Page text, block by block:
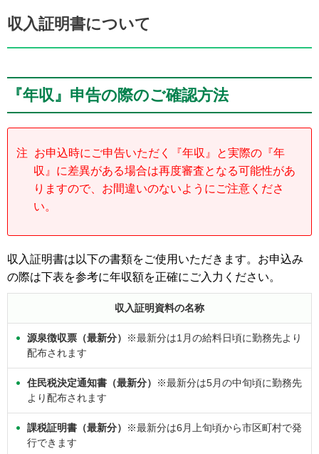
収入証明書について
『年収』申告の際のご確認方法
注
お申込時にご申告いただく『年収』と実際の『年
収』に差異がある場合は再度審査となる可能性があ
りますので、お間違いのないようにご注意くださ
い。
収入証明書は以下の書類をご使用いただきます。お申込み
の際は下表を参考に年収額を正確にご入力ください。
収入証明資料の名称
源泉徴収票（最新分）
※最新分は1月の給料日頃に勤務先より
配布されます
住民税決定通知書（最新分）
※最新分は5月の中旬頃に勤務先
より配布されます
課税証明書（最新分）
※最新分は6月上旬頃から市区町村で発
行できます